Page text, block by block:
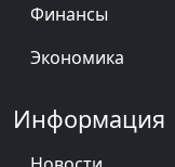
Финансы
Экономика
Информация